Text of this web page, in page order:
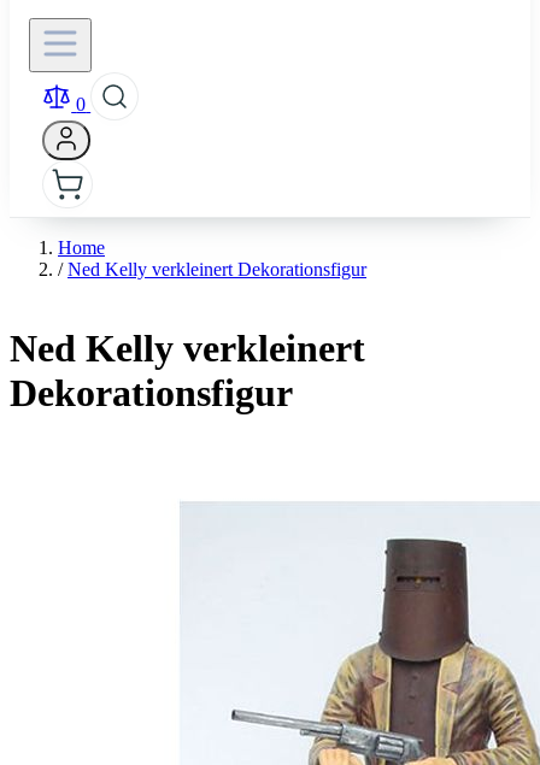
0
Home
/ Ned Kelly verkleinert Dekorationsfigur
Ned Kelly verkleinert
Dekorationsfigur